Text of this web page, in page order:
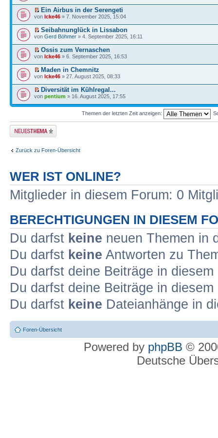
Ein Airbus in der Serengeti
von Icke46 » 7. November 2025, 15:04
Seibahnunglück in Lissabon
von Gerd Böhmer » 4. September 2025, 16:11
Ossis zum Vernaschen
von Icke46 » 6. September 2025, 16:53
Maden in Chemnitz
von Icke46 » 27. August 2025, 08:33
Diversität im Kühlregal...
von pentium » 16. August 2025, 17:55
Themen der letzten Zeit anzeigen:
Neues Thema
erstellen
Zurück zu Foren-Übersicht
WER IST ONLINE?
Mitglieder in diesem Forum: 0
BERECHTIGUNGEN IN DIESEM
Du darfst keine neuen Themen in
Du darfst keine Antworten zu
Du darfst deine Beiträge in
Du darfst deine Beiträge in
Du darfst keine Dateianhänge in
Foren-Übersicht
Powered by phpBB ©
Deutsche